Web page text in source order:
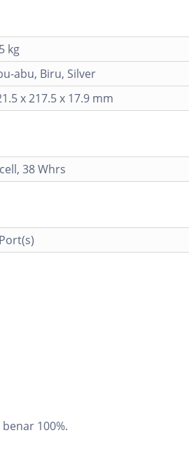
kg
abu, Biru, Silver
x 217.5 x 17.9 mm
38 Whrs
100%.